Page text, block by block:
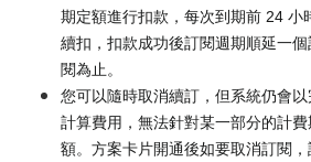
期定額進行扣款，每次到期前 24 小
續扣，扣款成功後訂閱週期順延一
閱為止。
您可以隨時取消續訂，但系統仍會
計算費用，無法針對某一部分的計
額。方案卡片開通後如要取消訂閱